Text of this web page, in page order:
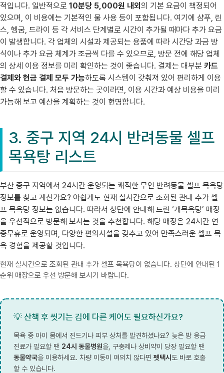
적입니다. 일반적으로 10분당 5,000원 내외 의 기본 요금이 책정되어
있으며, 이 비용에는 기본적인 물 사용 등이 포함됩니다. 여기에 샴푸, 린
스, 헹굼, 드라이 등 각 서비스 단계별로 시간이 추가될 때마다 추가 요금
이 발생합니다. 각 업체의 시설과 제공되는 용품에 따라 시간당 과금 방
식이나 추가 요금 체계가 조금씩 다를 수 있으므로, 방문 전에 해당 업체
의 상세 이용 정보를 미리 확인하는 것이 좋습니다. 결제는 대부분 카드
결제와 현금 결제 모두 가능하도록 시스템이 갖춰져 있어 편리하게 이용
할 수 있습니다. 처음 방문하는 곳이라면, 이용 시간과 예상 비용을 미리
가늠해 보고 예산을 계획하는 것이 현명합니다.
3. 중구 지역 24시 반려동물 셀프
목욕탕 리스트
부산 중구 지역에서 24시간 운영되는 쾌적한 무인 반려동물 셀프 목욕탕
정보를 찾고 계신가요? 아쉽게도 현재 실시간으로 조회된 관내 추가 셀
프 목욕탕 정보는 없습니다. 따라서 상단에 안내해 드린 ‘개목욕탕’ 매장
을 우선적으로 방문해 보시는 것을 추천합니다. 해당 매장은 24시간 연
중무휴로 운영되며, 다양한 편의시설을 갖추고 있어 만족스러운 셀프 목
욕 경험을 제공할 것입니다.
현재 실시간으로 조회된 관내 추가 셀프 목욕탕이 없습니다. 상단에 안내된 1
순위 매장으로 우선 방문해 보시기 바랍니다.
💡 산책 후 씻기는 김에 다른 케어도 필요하신가요?
목욕 중 아이 몸에서 진드기나 피부 상처를 발견하셨나요? 늦은 밤 응급
진료가 필요할 땐 24시 동물병원을, 구충제나 상비약이 당장 필요할 땐
동물약국을 이용하세요. 차량 이동이 여의치 않다면 펫택시 도 바로 호출
할 수 있습니다.